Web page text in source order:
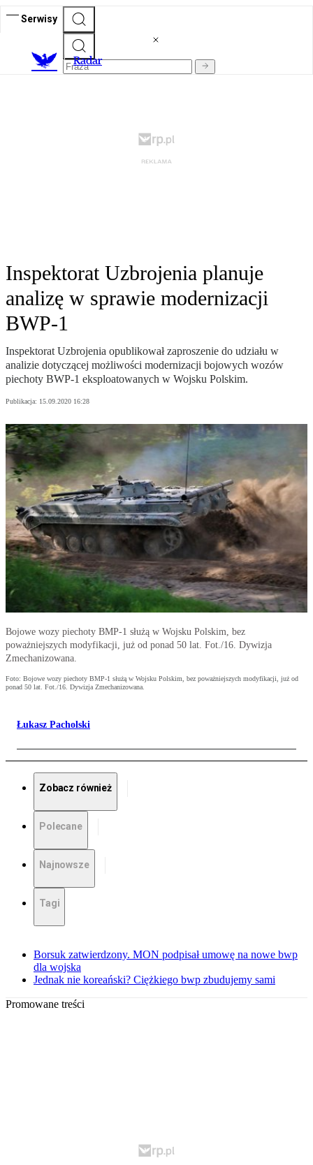
Serwisy
Radar
Inspektorat Uzbrojenia planuje
analizę w sprawie modernizacji
BWP-1
Inspektorat Uzbrojenia opublikował zaproszenie do udziału w
analizie dotyczącej możliwości modernizacji bojowych wozów
piechoty BWP-1 eksploatowanych w Wojsku Polskim.
Publikacja: 15.09.2020 16:28
Bojowe wozy piechoty BMP-1 służą w Wojsku Polskim, bez
poważniejszych modyfikacji, już od ponad 50 lat. Fot./16. Dywizja
Zmechanizowana.
Foto: Bojowe wozy piechoty BMP-1 służą w Wojsku Polskim, bez poważniejszych modyfikacji, już od
ponad 50 lat. Fot./16. Dywizja Zmechanizowana.
Łukasz Pacholski
Zobacz również
Polecane
Najnowsze
Tagi
Borsuk zatwierdzony. MON podpisał umowę na nowe bwp
dla wojska
Jednak nie koreański? Ciężkiego bwp zbudujemy sami
Promowane treści